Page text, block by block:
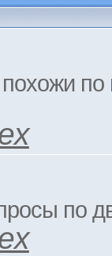
по
по